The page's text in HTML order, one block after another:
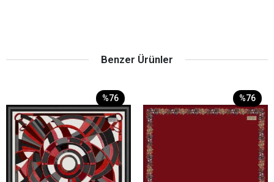
Benzer Ürünler
%76 %76